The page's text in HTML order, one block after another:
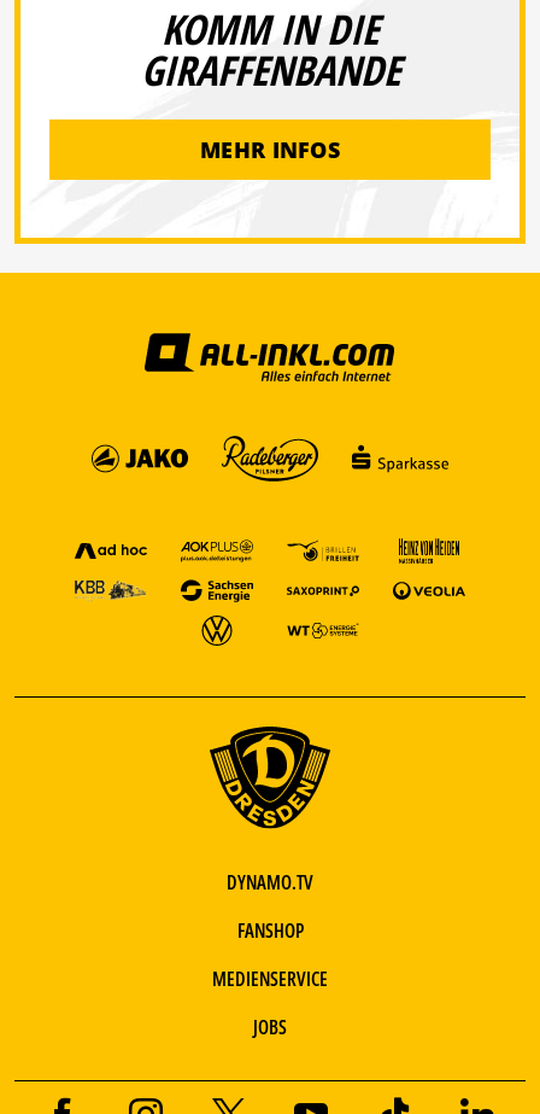
KOMM IN DIE
GIRAFFENBANDE
MEHR INFOS
DYNAMO.TV
FANSHOP
MEDIENSERVICE
JOBS